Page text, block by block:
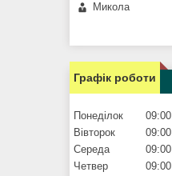
Микола
Графік роботи
Понеділок 09:00
Вівторок
09:00
Середа
09:00
Четвер
09:00